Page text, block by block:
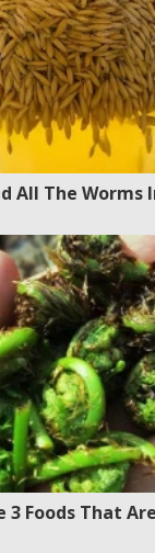
All The Worms
3 Foods That